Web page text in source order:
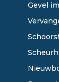
Gevel